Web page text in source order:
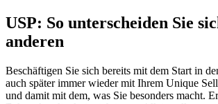
USP: So unterscheiden Sie
anderen
Beschäftigen Sie sich bereits mit dem Start in
auch später immer wieder mit Ihrem Unique
und damit mit dem, was Sie besonders macht.